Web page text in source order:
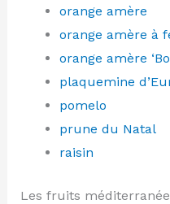
orange amère
orange amère à
orange amère
plaquemine
pomelo
prune du Natal
raisin
Les fruits